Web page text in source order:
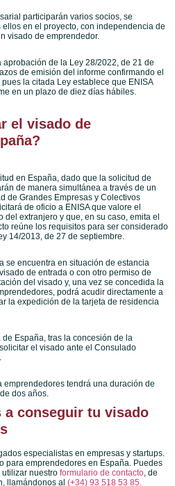
participarán varios socios, se
en el proyecto, con independencia de
visado de emprendedor.
aprobación de la Ley 28/2022, de 21 de
de emisión del informe confirmando el
la citada Ley establece que ENISA
en un plazo de diez días hábiles.
el visado de
en España, dado que la solicitud de
de manera simultánea a través de un
de Grandes Empresas y Colectivos
de oficio a ENISA que valore el
extranjero y que, en su caso, emita el
reúne los requisitos para ser considerado
14/2013, de 27 de septiembre.
se encuentra en situación de estancia
de entrada o con otro permiso de
del visado y, una vez se concedida la
podrá acudir directamente a
la expedición de la tarjeta de residencia
España, tras la concesión de la
el visado ante el Consulado
emprendedores tendrá una duración de
dos años.
a conseguir tu visado
especialistas en empresas y startups.
para emprendedores en España. Puedes
utilizar nuestro formulario de contacto, de
llamándonos al (+34) 93 518 53 85.